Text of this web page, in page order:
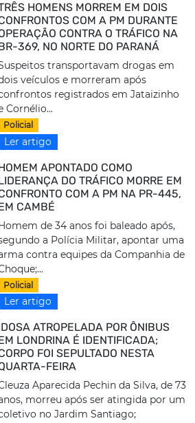
HOMENS MORREM EM DOIS
COM A PM DURANTE
CONTRA O TRÁFICO NA
369, NO NORTE DO PARANÁ
transportavam drogas em
veículos e morreram após
registrados em Jataizinho
Cornélio...
Policial
Ler artigo
APONTADO COMO
DO TRÁFICO MORRE EM
COM A PM NA PR-445,
CAMBÉ
de 34 anos foi baleado após,
a Polícia Militar, apontar uma
contra equipes da Companhia de
Policial
Ler artigo
ATROPELADA POR ÔNIBUS
LONDRINA É IDENTIFICADA;
FOI SEPULTADO NESTA
FEIRA
Aparecida Pechin da Silva, de 73
morreu após ser atingida por um
no Jardim Santiago;